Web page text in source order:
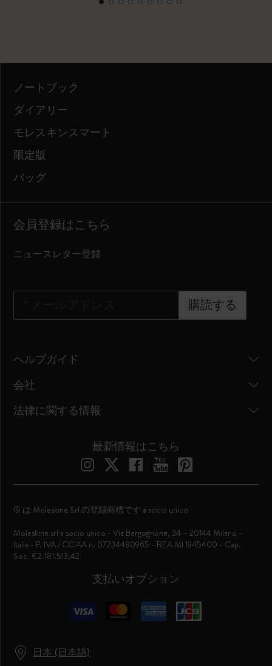
ノートブック
ダイアリー
モレスキンスマート
限定版
バッグ
会員登録はこちら
ニュースレター登録
購読する
ヘルプガイド
会社
法律に関する情報
最新情報はこちら
日本 (日本語)
支払いオプション
© は Moleskine Srl の登録商標です a socio unico
Moleskine srl a socio unico - Via Bergognone, 34 – 20144 Milano -
Italia - P. IVA / CCIAA n. 07234480965 - REA MI 1945400 - Cap.
Soc. €2.181.513,42